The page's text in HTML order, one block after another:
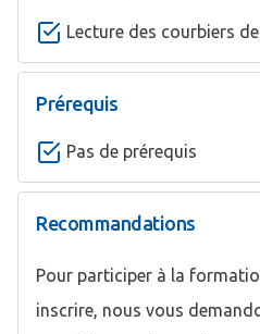
Lecture des courbiers
Prérequis
Pas de prérequis
Recommandations
Pour participer à la
inscrire, nous vous